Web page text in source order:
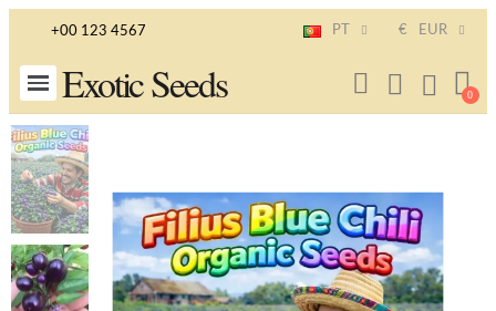
+00 123 4567 PT € EUR
Exotic Seeds